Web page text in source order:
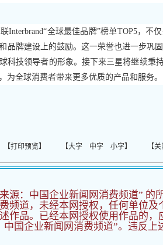
Interbrand“全球最佳品牌”榜单TOP5，不
品牌建设上的鼓励。这一荣誉也进一步巩
科技领导者的形象。接下来三星将继续秉
为全球消费者带来更多优质的产品和服务。
打印预览】 【大字 中字 小字】 【关
来源：中国企业新闻网消费频道” 的
频道，未经本网授权，任何单位及
作品。已经本网授权使用作品的，
中国企业新闻网消费频道”。违反上